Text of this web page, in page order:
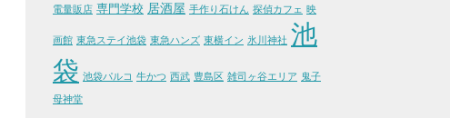
電量販店 専門学校 居酒屋 手作り石けん 探偵カフェ 映
画館 東急ステイ池袋 東急ハンズ 東横イン 氷川神社 池
袋 池袋パルコ 牛かつ 西武 豊島区 雑司ヶ谷エリア 鬼子
母神堂